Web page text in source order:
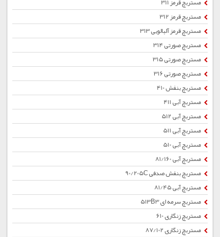
مستربچ قرمز 312
مستربچ قرمز آلبالویی 313
مستربچ صورتی 314
مستربچ صورتی 315
مستربچ صورتی 316
مستربچ بنفش 410
مستربچ آبی 411
مستربچ آبی 512
مستربچ آبی 511
مستربچ آبی 510
مستربچ آبی 81/160
مستربچ بنفش صدفی 90/205C
مستربچ آبی 81/45
مستربچ سرمه ای 513B3
مستربچ زنگاری 610
مستربچ زنگاری 87/102